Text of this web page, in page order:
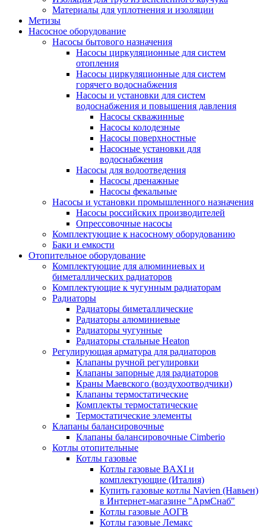
Материалы для уплотнения и изоляции
Метизы
Насосное оборудование
Насосы бытового назначения
Насосы циркуляционные для систем
отопления
Насосы циркуляционные для систем
горячего водоснабжения
Насосы и установки для систем
водоснабжения и повышения давления
Насосы скважинные
Насосы колодезные
Насосы поверхностные
Насосные установки для
водоснабжения
Насосы для водоотведения
Насосы дренажные
Насосы фекальные
Насосы и установки промышленного назначения
Насосы российских производителей
Опрессовочные насосы
Комплектующие к насосному оборудованию
Баки и емкости
Отопительное оборудование
Комплектующие для алюминиевых и
биметаллических радиаторов
Комплектующие к чугунным радиаторам
Радиаторы
Радиаторы биметаллические
Радиаторы алюминиевые
Радиаторы чугунные
Радиаторы стальные Heaton
Регулирующая арматура для радиаторов
Клапаны ручной регулировки
Клапаны запорные для радиаторов
Краны Маевского (воздухоотводчики)
Клапаны термостатические
Комплекты термостатические
Термостатические элементы
Клапаны балансировочные
Клапаны балансировочные Cimberio
Котлы отопительные
Котлы газовые
Котлы газовые BAXI и
комплектующие (Италия)
Купить газовые котлы Navien (Навьен)
в Интернет-магазине "АрмСнаб"
Котлы газовые АОГВ
Котлы газовые Лемакс